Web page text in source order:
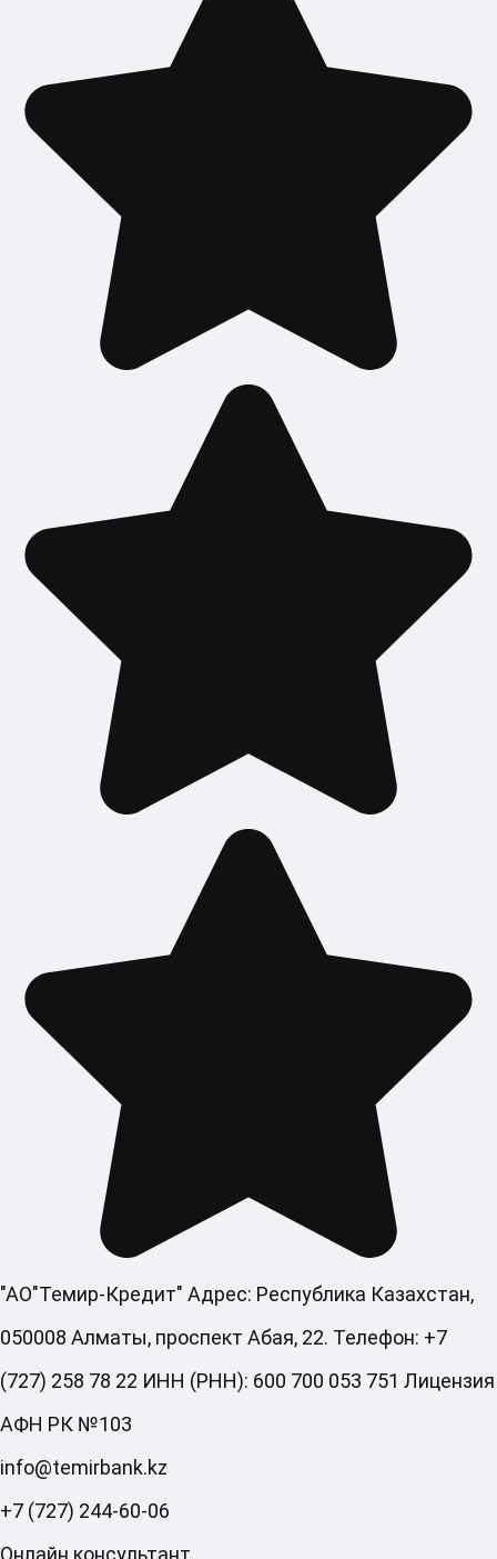
"АО"Темир-Кредит" Адрес: Республика Казахстан,
050008 Алматы, проспект Абая, 22. Телефон: +7
(727) 258 78 22 ИНН (РНН): 600 700 053 751 Лицензия
АФН РК №103
info@temirbank.kz
+7 (727) 244-60-06
Онлайн консультант